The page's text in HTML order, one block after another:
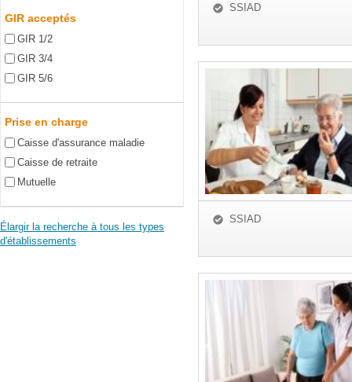
GIR acceptés
GIR 1/2
GIR 3/4
GIR 5/6
Prise en charge
Caisse d'assurance maladie
Caisse de retraite
Mutuelle
Élargir la recherche à tous les types
d'établissements
SSIAD
SSIAD